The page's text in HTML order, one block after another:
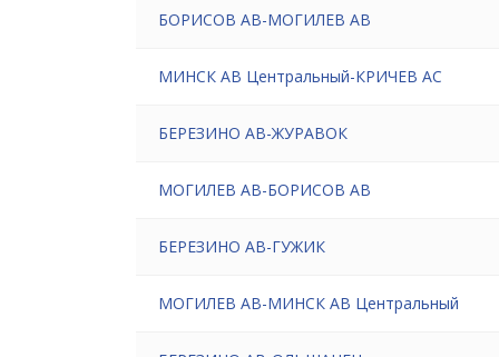
БОРИСОВ АВ-МОГИЛЕВ АВ
МИНСК АВ Центральный-КРИЧЕВ АС
БЕРЕЗИНО АВ-ЖУРАВОК
МОГИЛЕВ АВ-БОРИСОВ АВ
БЕРЕЗИНО АВ-ГУЖИК
МОГИЛЕВ АВ-МИНСК АВ Центральный